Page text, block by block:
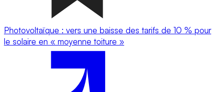
Photovoltaïque : vers une baisse des tarifs de 10 % pour
le solaire en « moyenne toiture »